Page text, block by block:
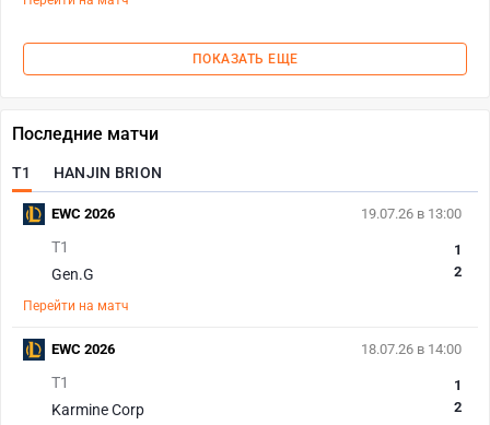
ПОКАЗАТЬ ЕЩЕ
Последние матчи
T1 HANJIN BRION
19.07.26 в 13:00
T1
Gen.G
1
2
Перейти на матч
EWC 2026
18.07.26 в 14:00
T1
Karmine Corp
1
2
EWC 2026